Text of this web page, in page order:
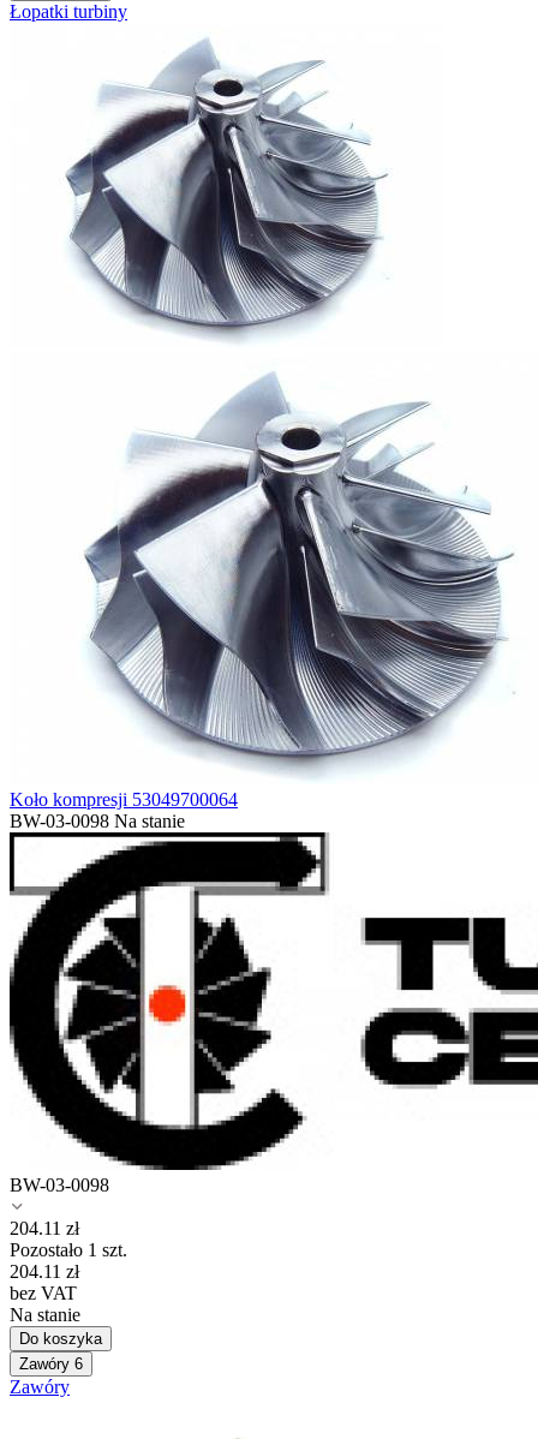
Łopatki turbiny
Koło kompresji 53049700064
BW-03-0098 Na stanie
BW-03-0098
204.11 zł
Pozostało 1 szt.
204.11 zł
bez VAT
Na stanie
Do koszyka
Zawóry 6
Zawóry